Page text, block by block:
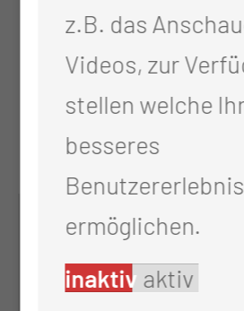
KONTAKT
0355 46-0
z.B. das
Videos, zur
stellen welche
besseres
Benutzererlebnis
ermöglichen.
inaktiv aktiv